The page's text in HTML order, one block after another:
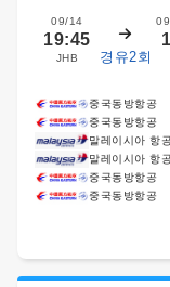
09/14
19:45
JHB 경유2회
중국동방항공
중국동방항공
말레이시아 항
말레이시아 항
중국동방항공
중국동방항공